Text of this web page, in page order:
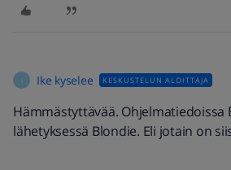
I Ike kyselee KESKUSTELUN ALOITTAJA
Hämmästyttävää. Ohjelmatiedoissa
lähetyksessä Blondie. Eli jotain on